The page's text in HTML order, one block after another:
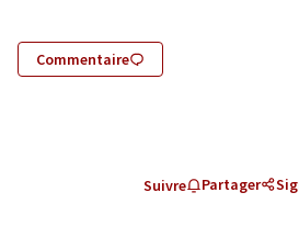
Commentaire
Suivre Partager